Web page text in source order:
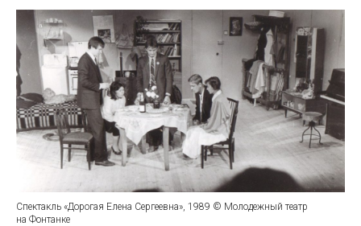
Спектакль «Дорогая Елена Сергеевна», 1989 © Молодежный театр
на Фонтанке